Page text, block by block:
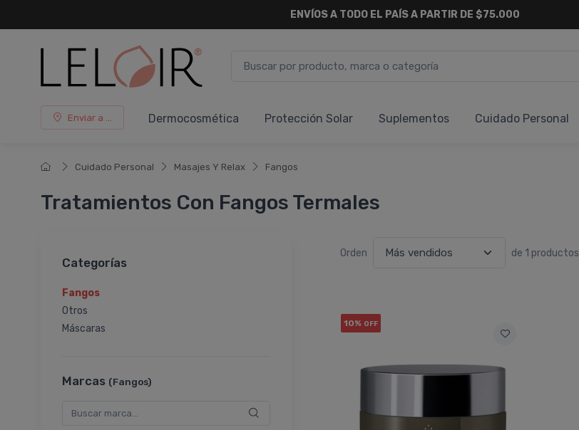
ENVÍOS A TODO EL PAÍS A PARTIR DE $75.000
Enviar a ... Dermocosmética Protección Solar Suplementos Cuidado Personal
Cuidado Personal Masajes Y Relax Fangos
Tratamientos Con Fangos Termales
Categorías
Fangos
Otros
Máscaras
Marcas (Fangos)
Orden de 1 productos
10% OFF